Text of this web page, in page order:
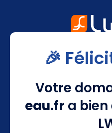
🎉
Votre
eau.fr a bien